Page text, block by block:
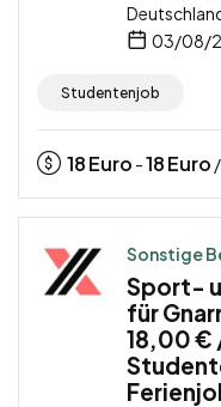
03/08/
Studentenjob
18Euro -18Euro
Sonstige
Sport-
für
18,00 €